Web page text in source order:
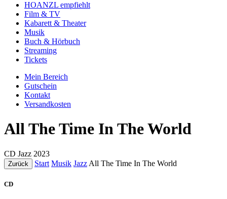
HOANZL empfiehlt
Film & TV
Kabarett & Theater
Musik
Buch & Hörbuch
Streaming
Tickets
Mein Bereich
Gutschein
Kontakt
Versandkosten
All The Time In The World
CD Jazz 2023
Zurück Start Musik Jazz All The Time In The World
CD